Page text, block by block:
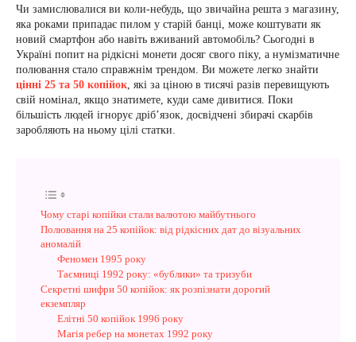
Чи замислювалися ви коли-небудь, що звичайна решта з магазину,
яка роками припадає пилом у старій банці, може коштувати як
новий смартфон або навіть вживаний автомобіль? Сьогодні в
Україні попит на рідкісні монети досяг свого піку, а нумізматичне
полювання стало справжнім трендом. Ви можете легко знайти
цінні 25 та 50 копійок, які за ціною в тисячі разів перевищують
свій номінал, якщо знатимете, куди саме дивитися. Поки
більшість людей ігнорує дріб’язок, досвідчені збирачі скарбів
заробляють на ньому цілі статки.
Чому старі копійки стали валютою майбутнього
Полювання на 25 копійок: від рідкісних дат до візуальних
аномалій
Феномен 1995 року
Таємниці 1992 року: «бублики» та тризуби
Секретні шифри 50 копійок: як розпізнати дорогий
екземпляр
Елітні 50 копійок 1996 року
Магія ребер на монетах 1992 року